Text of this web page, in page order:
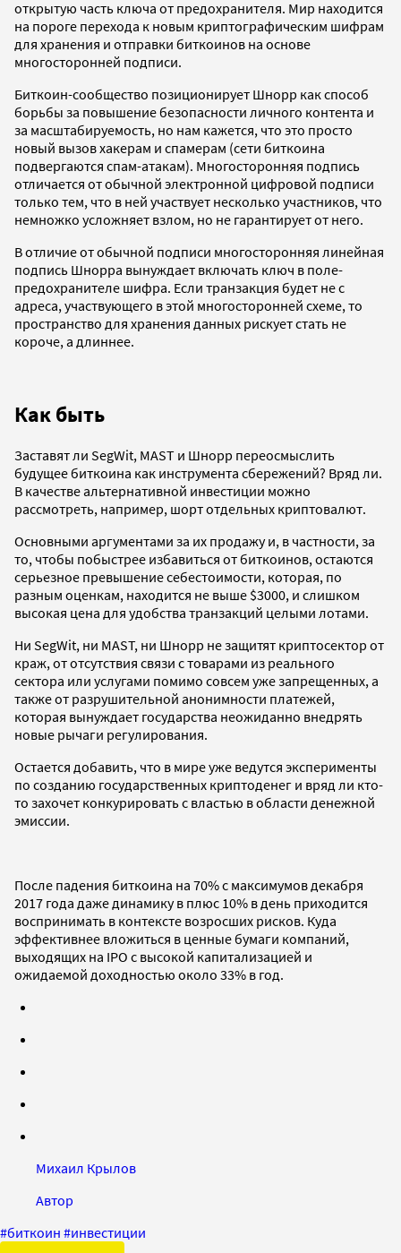
открытую часть ключа от предохранителя. Мир находится
на пороге перехода к новым криптографическим шифрам
для хранения и отправки биткоинов на основе
многосторонней подписи.
Биткоин-сообщество позиционирует Шнорр как способ
борьбы за повышение безопасности личного контента и
за масштабируемость, но нам кажется, что это просто
новый вызов хакерам и спамерам (сети биткоина
подвергаются спам-атакам). Многосторонняя подпись
отличается от обычной электронной цифровой подписи
только тем, что в ней участвует несколько участников, что
немножко усложняет взлом, но не гарантирует от него.
В отличие от обычной подписи многосторонняя линейная
подпись Шнорра вынуждает включать ключ в поле-
предохранителе шифра. Если транзакция будет не с
адреса, участвующего в этой многосторонней схеме, то
пространство для хранения данных рискует стать не
короче, а длиннее.
Как быть
Заставят ли SegWit, MAST и Шнорр переосмыслить
будущее биткоина как инструмента сбережений? Вряд ли.
В качестве альтернативной инвестиции можно
рассмотреть, например, шорт отдельных криптовалют.
Основными аргументами за их продажу и, в частности, за
то, чтобы побыстрее избавиться от биткоинов, остаются
серьезное превышение себестоимости, которая, по
разным оценкам, находится не выше $3000, и слишком
высокая цена для удобства транзакций целыми лотами.
Ни SegWit, ни MAST, ни Шнорр не защитят криптосектор от
краж, от отсутствия связи с товарами из реального
сектора или услугами помимо совсем уже запрещенных, а
также от разрушительной анонимности платежей,
которая вынуждает государства неожиданно внедрять
новые рычаги регулирования.
Остается добавить, что в мире уже ведутся эксперименты
по созданию государственных криптоденег и вряд ли кто-
то захочет конкурировать с властью в области денежной
эмиссии.
После падения биткоина на 70% с максимумов декабря
2017 года даже динамику в плюс 10% в день приходится
воспринимать в контексте возросших рисков. Куда
эффективнее вложиться в ценные бумаги компаний,
выходящих на IPO с высокой капитализацией и
ожидаемой доходностью около 33% в год.
Михаил Крылов
Автор
#биткоин #инвестиции